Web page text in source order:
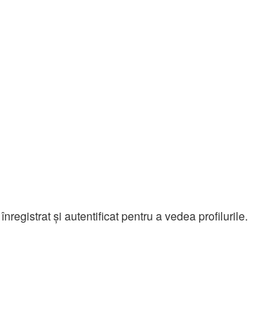
şi autentificat pentru a vedea profilurile.